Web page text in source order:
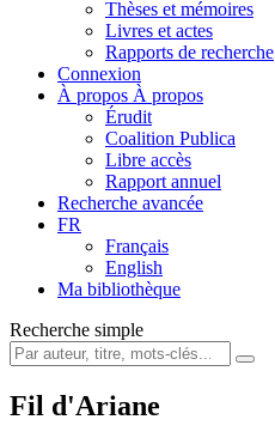
Thèses et mémoires
Livres et actes
Rapports de recherche
Connexion
À propos À propos
Érudit
Coalition Publica
Libre accès
Rapport annuel
Recherche avancée
FR
Français
English
Ma bibliothèque
Recherche simple
Fil d'Ariane